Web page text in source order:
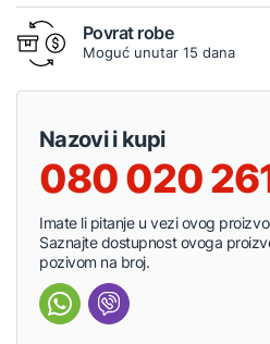
Povrat robe
Moguć unutar 15 dana
Nazovi i kupi
080 020
Imate li pitanje u vezi ovog
Saznajte dostupnost ovoga
pozivom na broj.